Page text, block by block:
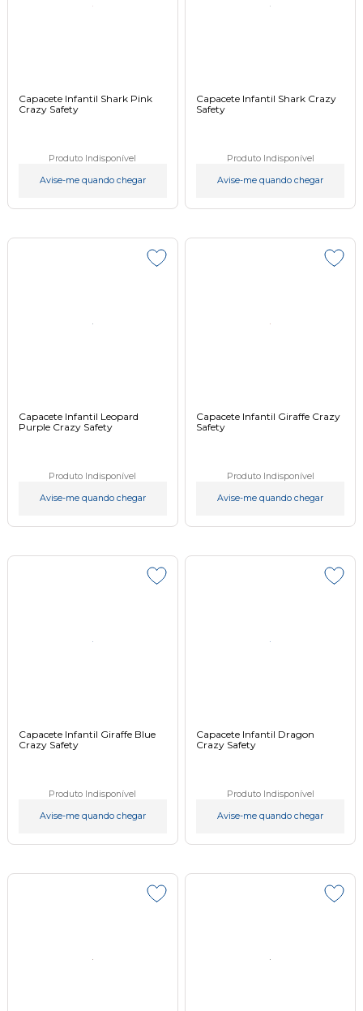
Capacete Infantil Shark Pink
Crazy Safety
Produto Indisponível
Avise-me quando chegar
Capacete Infantil Shark Crazy
Safety
Produto Indisponível
Avise-me quando chegar
Capacete Infantil Leopard
Purple Crazy Safety
Produto Indisponível
Avise-me quando chegar
Capacete Infantil Giraffe Crazy
Safety
Produto Indisponível
Avise-me quando chegar
Capacete Infantil Giraffe Blue
Crazy Safety
Produto Indisponível
Avise-me quando chegar
Capacete Infantil Dragon
Crazy Safety
Produto Indisponível
Avise-me quando chegar